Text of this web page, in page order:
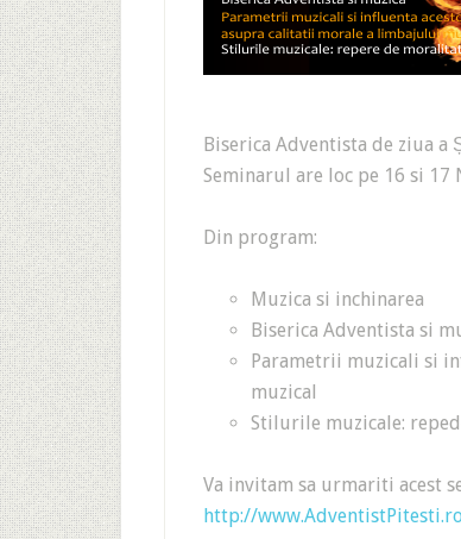
Biserica Adventista de ziua a
Seminarul are loc pe 16 si 17
Din program:
Muzica si inchinarea
Biserica Adventista si
Parametrii muzicali si
muzical
Stilurile muzicale:
Va invitam sa urmariti acest
http://www.AdventistPitesti.ro